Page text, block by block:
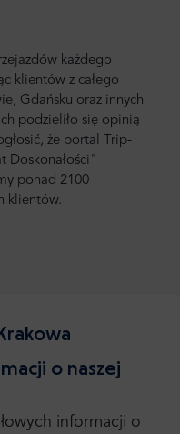
każdego
klientów z całego
Gdańsku oraz innych
podzieliło się opinią
że portal Trip-
Doskonałości"
ponad 2100
klientów.
o naszej
informacji o